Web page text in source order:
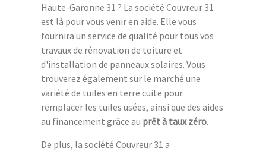
Haute-Garonne 31 ? La société Couvreur 31
est là pour vous venir en aide. Elle vous
fournira un service de qualité pour tous vos
travaux de rénovation de toiture et
d'installation de panneaux solaires. Vous
trouverez également sur le marché une
variété de tuiles en terre cuite pour
remplacer les tuiles usées, ainsi que des aides
au financement grâce au prêt à taux zéro.
De plus, la société Couvreur 31 a